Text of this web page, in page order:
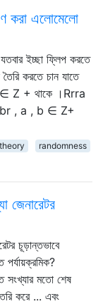
করা এলোমেলো
ইচ্ছা ফ্লিপ করতে
করতে চান যাতে
Z + থাকে ।Rrra
, a , b ∈ Z+
randomness
জেনারেটর
চূড়ান্তভাবে
পর্যায়ক্রমিক?
সংখ্যার মতো শেষ
করে ... এবং